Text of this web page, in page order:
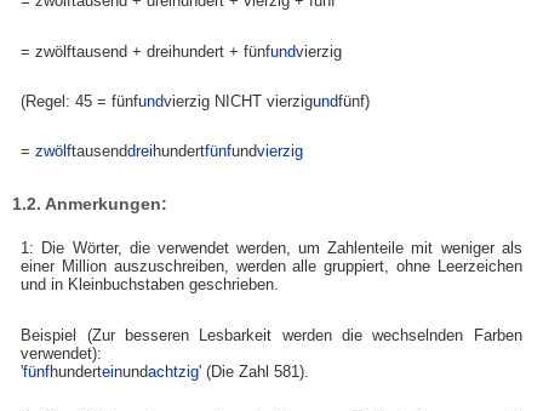
= zwölftausend + dreihundert + fünfundvierzig
(Regel: 45 = fünfundvierzig NICHT vierzigundfünf)
=zwölftausenddrei hundertfünfundvierzig
1.2. Anmerkungen:
1: Die Wörter, die verwendet werden, um Zahlenteile mit weniger als
einer Million auszuschreiben, werden alle gruppiert, ohne Leerzeichen
und in Kleinbuchstaben geschrieben.
Beispiel (Zur besseren Lesbarkeit werden die wechselnden Farben
verwendet):
'fünfhunderteinundachtzig' (Die Zahl 581).